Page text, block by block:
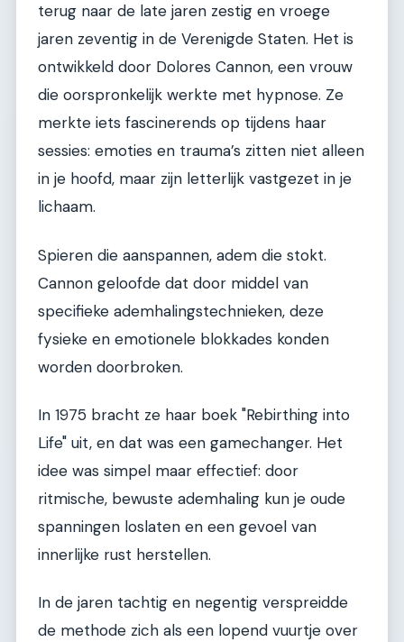
terug naar de late jaren zestig en vroege
jaren zeventig in de Verenigde Staten. Het is
ontwikkeld door Dolores Cannon, een vrouw
die oorspronkelijk werkte met hypnose. Ze
merkte iets fascinerends op tijdens haar
sessies: emoties en trauma’s zitten niet alleen
in je hoofd, maar zijn letterlijk vastgezet in je
lichaam.
Spieren die aanspannen, adem die stokt.
Cannon geloofde dat door middel van
specifieke ademhalingstechnieken, deze
fysieke en emotionele blokkades konden
worden doorbroken.
In 1975 bracht ze haar boek "Rebirthing into
Life" uit, en dat was een gamechanger. Het
idee was simpel maar effectief: door
ritmische, bewuste ademhaling kun je oude
spanningen loslaten en een gevoel van
innerlijke rust herstellen.
In de jaren tachtig en negentig verspreidde
de methode zich als een lopend vuurtje over